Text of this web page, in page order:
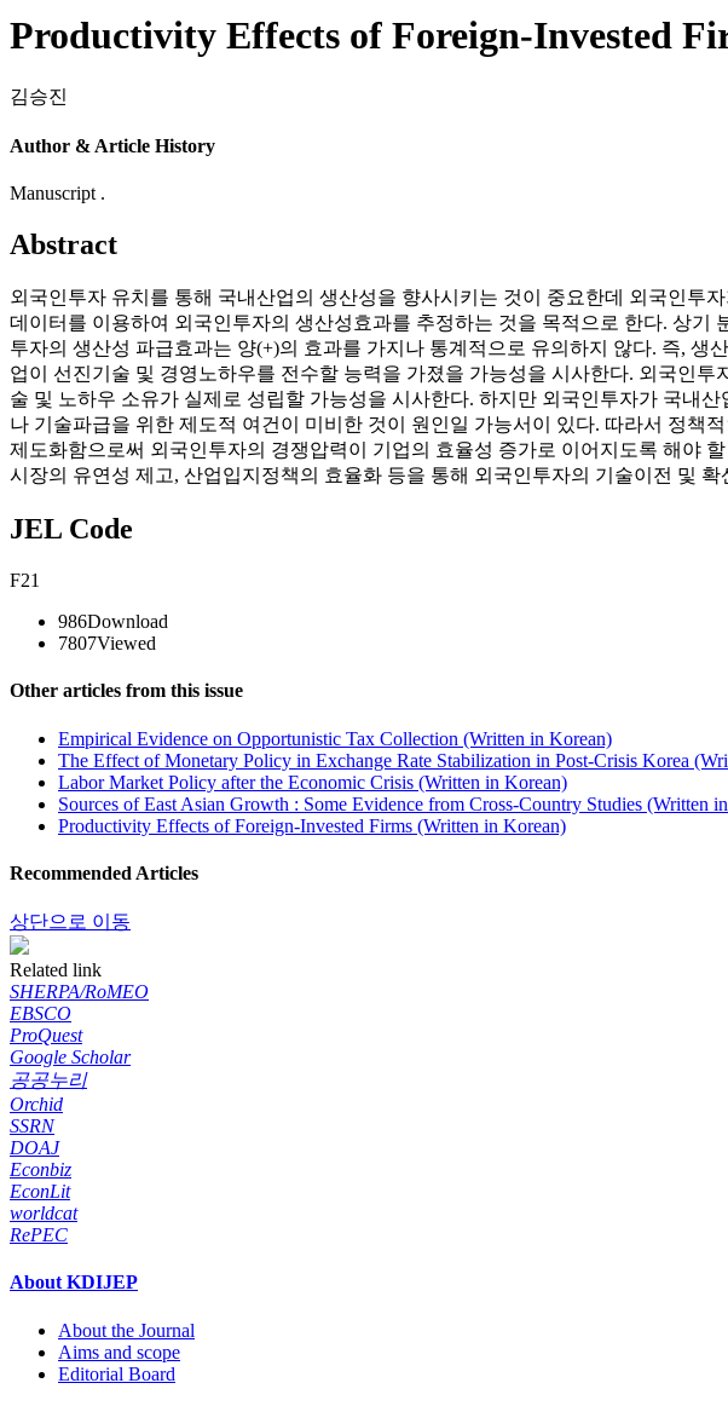
Productivity Effects of Foreign-Invested
김승진
Author & Article History
Manuscript .
Abstract
외국인투자 유치를 통해 국내산업의 생산성을 향사시키는 것이 중요한데 외국인투
데이터를 이용하여 외국인투자의 생산성효과를 추정하는 것을 목적으로 한다. 상
투자의 생산성 파급효과는 양(+)의 효과를 가지나 통계적으로 유의하지 않다. 즉, 생
업이 선진기술 및 경영노하우를 전수할 능력을 가졌을 가능성을 시사한다. 외국인
술 및 노하우 소유가 실제로 성립할 가능성을 시사한다. 하지만 외국인투자가 국내
나 기술파급을 위한 제도적 여건이 미비한 것이 원인일 가능서이 있다. 따라서 정책
제도화함으로써 외국인투자의 경쟁압력이 기업의 효율성 증가로 이어지도록 해야
시장의 유연성 제고, 산업입지정책의 효율화 등을 통해 외국인투자의 기술이전 및
JEL Code
F21
986Download
7807Viewed
Other articles from this issue
Empirical Evidence on Opportunistic Tax Collection (Written in Korean)
The Effect of Monetary Policy in Exchange Rate Stabilization in Post-Crisis Korea
Labor Market Policy after the Economic Crisis (Written in Korean)
Sources of East Asian Growth : Some Evidence from Cross-Country Studies (Written
Productivity Effects of Foreign-Invested Firms (Written in Korean)
Recommended Articles
상단으로 이동
Related link
SHERPA/RoMEO
EBSCO
ProQuest
Google Scholar
공공누리
Orchid
SSRN
DOAJ
Econbiz
EconLit
worldcat
RePEC
About KDIJEP
About the Journal
Aims and scope
Editorial Board